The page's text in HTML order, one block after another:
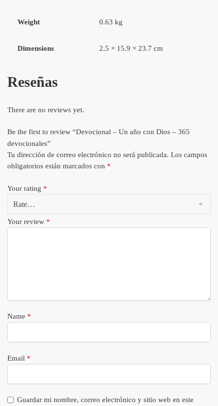
Weight 0.63 kg
Dimensions 2.5 × 15.9 × 23.7 cm
Reseñas
There are no reviews yet.
Be the first to review “Devocional – Un año con Dios – 365
devocionales”
Tu dirección de correo electrónico no será publicada. Los campos
obligatorios están marcados con *
Your rating *
Your review *
Name *
Email *
Guardar mi nombre, correo electrónico y sitio web en este